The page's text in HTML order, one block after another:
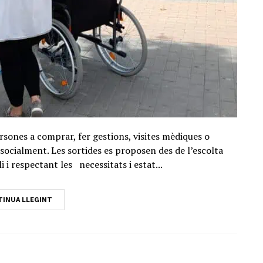
a comprar, fer gestions, visites mèdiques o
Les sortides es proposen des de l’escolta
i respectant les necessitats i estat...
LLEGINT